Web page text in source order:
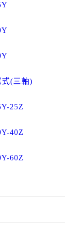
式(三軸)
25Z
40Z
60Z